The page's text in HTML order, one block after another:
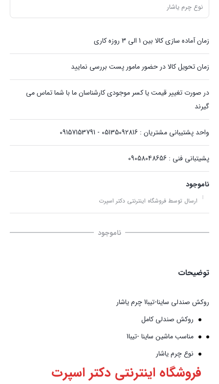
نوع چرم یاشار
زمان آماده سازی کالا بین 1 الی 3 روزه کاری
زمان تحویل کالا در حضور مامور پست بررسی نمایید
در صورت تغییر قیمت یا کسر موجودی کارشناسان ما با شما تماس می
گیرند
واحد پشتیبانی مشتریان : 05135092816 - 09157153791
پشیتبانی فنی : 09058048656
ناموجود
ارسال توسط فروشگاه اینترنتی دکتر اسپرت
ناموجود
توضیحات
روکش صندلی ساینا-تیبا1 چرم یاشار
روکش صندلی کامل
مناسب ماشین ساینا -تیبا1
نوع چرم یاشار
فروشگاه اینترنتی دکتر اسپرت